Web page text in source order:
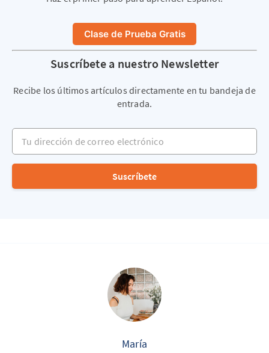
Clase de Prueba Gratis
Suscríbete a nuestro Newsletter
Recibe los últimos artículos directamente en tu bandeja de
entrada.
Tu dirección de correo electrónico
Suscríbete
María